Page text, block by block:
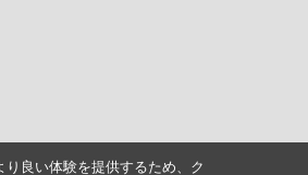
良い体験を提供するため、ク